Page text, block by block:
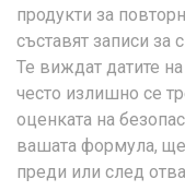
продукти за
съставят записи за
Те виждат датите
често излишно се
оценката на
вашата формула,
преди или след